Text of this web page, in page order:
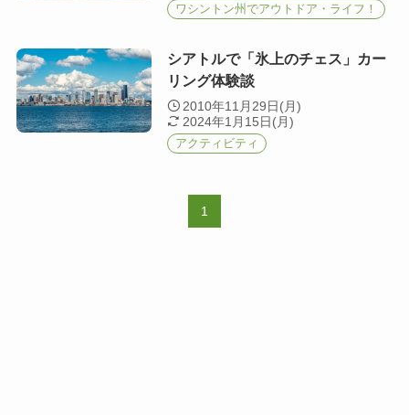
ワシントン州でアウトドア・ライフ！
シアトルで「氷上のチェス」カー
リング体験談
2010年11月29日(月)
2024年1月15日(月)
アクティビティ
1